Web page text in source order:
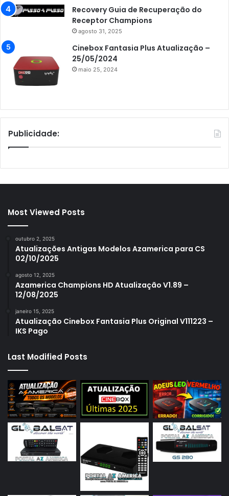
Recovery Guia de Recuperação do
Receptor Champions
agosto 31, 2025
Cinebox Fantasia Plus Atualização –
25/05/2024
maio 25, 2024
Publicidade:
Most Viewed Posts
outubro 2, 2025
Atualizações Antigas Modelos Azamerica para CS
02/10/2025
agosto 12, 2025
Azamerica Champions HD Atualização V1.89 –
12/08/2025
janeiro 15, 2025
Atualização Cinebox Fantasia Plus Original V111223 –
IKS Pago
Last Modified Posts